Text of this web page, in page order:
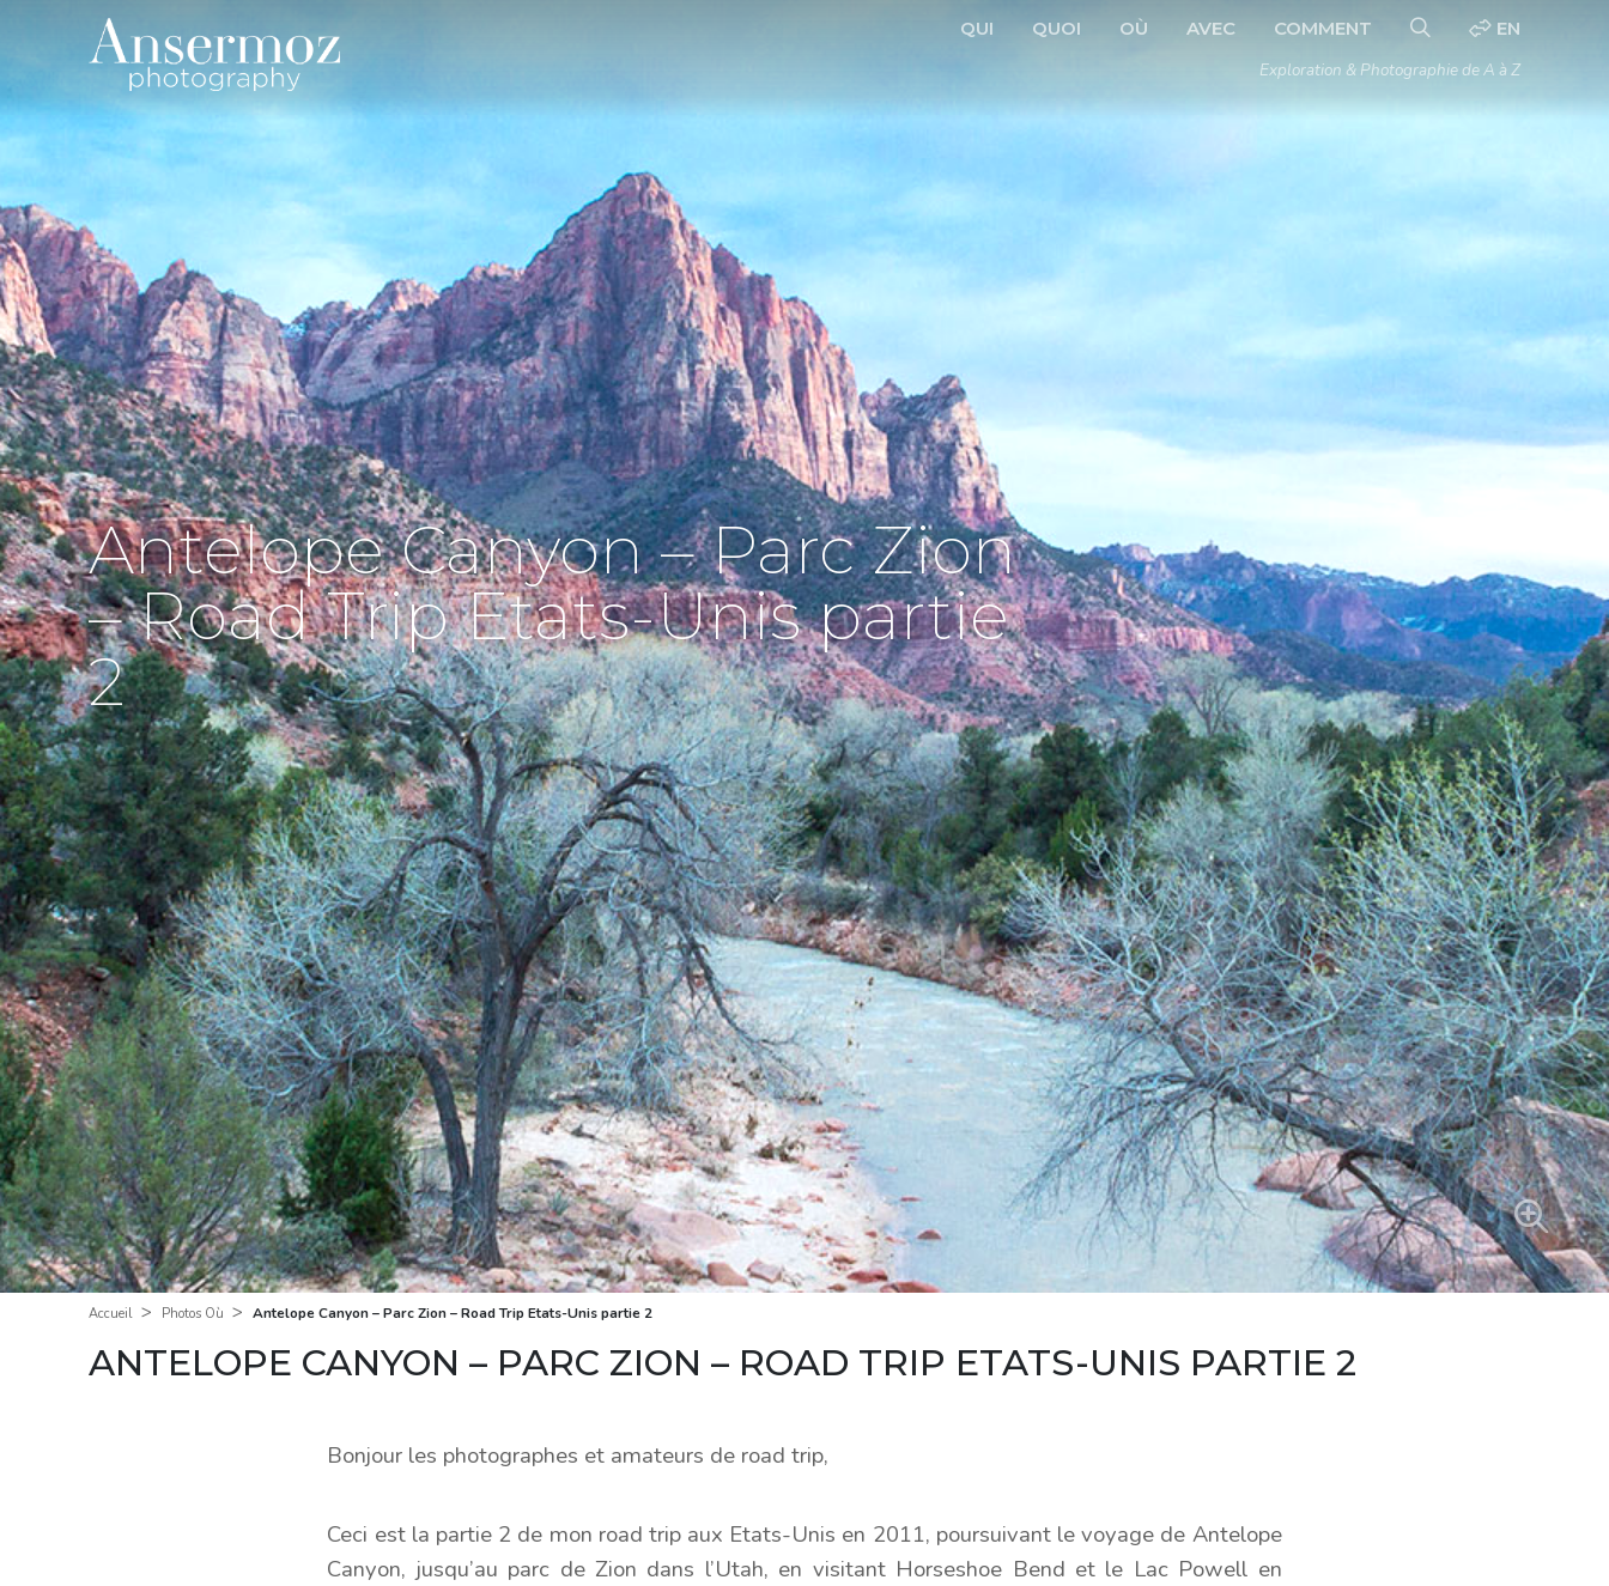
Antelope Canyon – Parc Zion
– Road Trip Etats-Unis partie
2
QUI QUOI OÙ AVEC COMMENT
EN
Exploration & Photographie de A à Z
Accueil > Photos Où > Antelope Canyon – Parc Zion – Road Trip Etats-Unis partie 2
ANTELOPE CANYON – PARC ZION – ROAD TRIP ETATS-UNIS PARTIE 2
Bonjour les photographes et amateurs de road trip,
Ceci est la partie 2 de mon road trip aux Etats-Unis en 2011, poursuivant le voyage de Antelope
Canyon, jusqu’au parc de Zion dans l’Utah, en visitant Horseshoe Bend et le Lac Powell en